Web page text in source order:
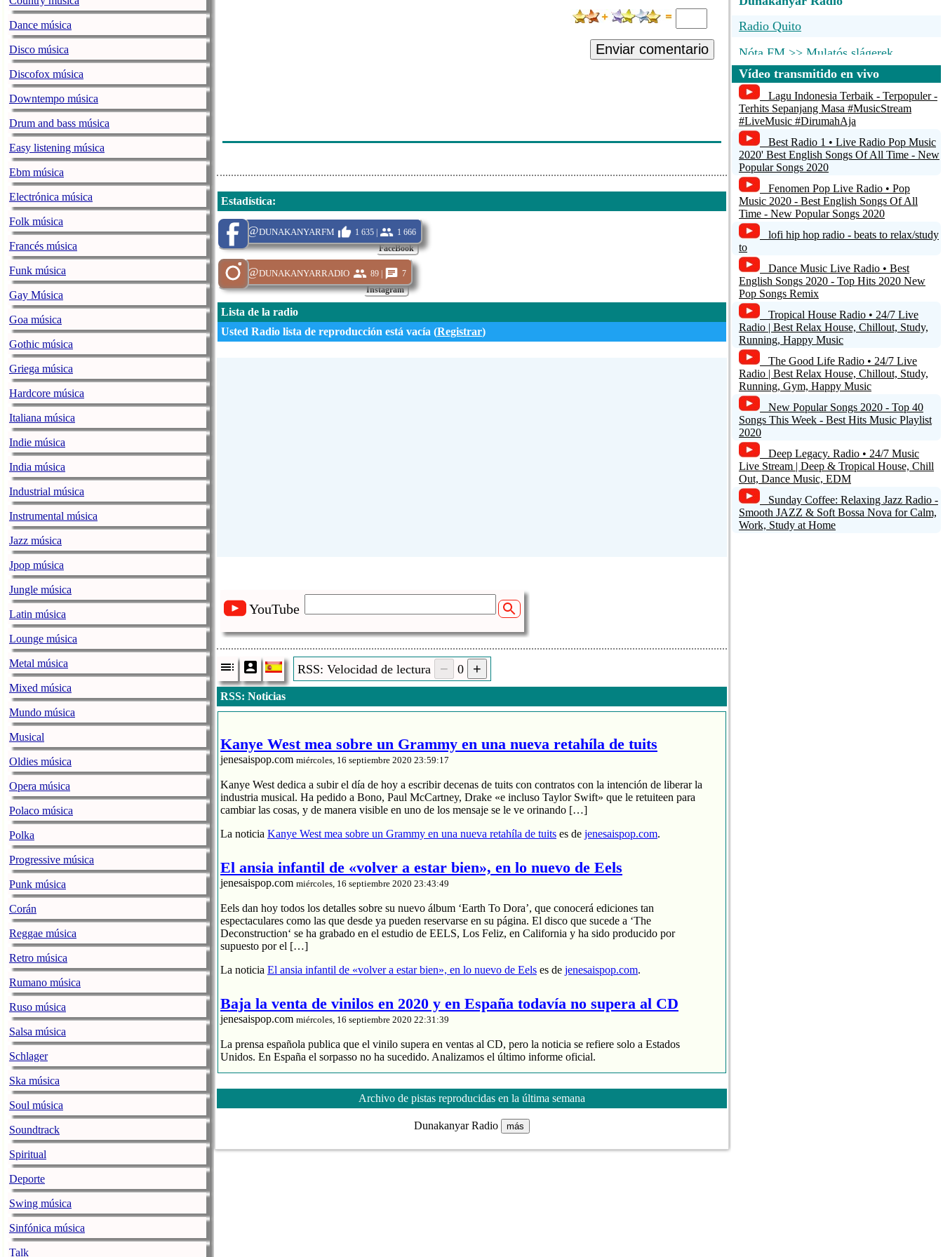
Dance música
Disco música
Discofox música
Downtempo música
Drum and bass música
Easy listening música
Ebm música
Electrónica música
Folk música
Francés música
Funk música
Gay Música
Goa música
Gothic música
Griega música
Hardcore música
Italiana música
Indie música
India música
Industrial música
Instrumental música
Jazz música
Jpop música
Jungle música
Latin música
Lounge música
Metal música
Mixed música
Mundo música
Musical
Oldies música
Opera música
Polaco música
Polka
Progressive música
Punk música
Corán
Reggae música
Retro música
Rumano música
Ruso música
Salsa música
Schlager
Ska música
Soul música
Soundtrack
Spiritual
Deporte
Swing música
Sinfónica música
Talk
Enviar comentario
Estadística:
FaceBook
@dunakanyarfm 1 635 | 1 666
Instagram
@dunakanyarradio 89 | 7
Lista de la radio
Usted Radio lista de reproducción está vacía (Registrar)
YouTube
RSS: Velocidad de lectura 0
RSS: Noticias
Kanye West mea sobre un Grammy en una nueva retahíla de tuits
jenesaispop.com miércoles, 16 septiembre 2020 23:59:17
Kanye West dedica a subir el día de hoy a escribir decenas de tuits con contratos con la intención de liberar la
industria musical. Ha pedido a Bono, Paul McCartney, Drake «e incluso Taylor Swift» que le retuiteen para
cambiar las cosas, y de manera visible en uno de los mensaje se le ve orinando […]
La noticia Kanye West mea sobre un Grammy en una nueva retahíla de tuits es de jenesaispop.com.
El ansia infantil de «volver a estar bien», en lo nuevo de Eels
jenesaispop.com miércoles, 16 septiembre 2020 23:43:49
Eels dan hoy todos los detalles sobre su nuevo álbum ‘Earth To Dora’, que conocerá ediciones tan
espectaculares como las que desde ya pueden reservarse en su página. El disco que sucede a ‘The
Deconstruction‘ se ha grabado en el estudio de EELS, Los Feliz, en California y ha sido producido por
supuesto por el […]
La noticia El ansia infantil de «volver a estar bien», en lo nuevo de Eels es de jenesaispop.com.
Baja la venta de vinilos en 2020 y en España todavía no supera al CD
jenesaispop.com miércoles, 16 septiembre 2020 22:31:39
La prensa española publica que el vinilo supera en ventas al CD, pero la noticia se refiere solo a Estados
Unidos. En España el sorpasso no ha sucedido. Analizamos el último informe oficial.
El CD se hunde y divide entre 2 sus ventas
La industria de música grabada sube un 4% en España
Baja la venta de vinilos en 2020 y en España todavía no supera al CD
Archivo de pistas reproducidas en la última semana
Dunakanyar Radio más
Radio Quito
Nóta FM >> Mulatós slágerek
Slager FM
TOP FM rádió >> 90s, 00s
TOP FM oldies
Vídeo transmitido en vivo
Lagu Indonesia Terbaik - Terpopuler -
Terhits Sepanjang Masa #MusicStream
#LiveMusic #DirumahAja
Best Radio 1 • Live Radio Pop Music
2020' Best English Songs Of All Time - New
Popular Songs 2020
Fenomen Pop Live Radio • Pop
Music 2020 - Best English Songs Of All
Time - New Popular Songs 2020
lofi hip hop radio - beats to relax/study
to
Dance Music Live Radio • Best
English Songs 2020 - Top Hits 2020 New
Pop Songs Remix
Tropical House Radio • 24/7 Live
Radio | Best Relax House, Chillout, Study,
Running, Happy Music
The Good Life Radio • 24/7 Live
Radio | Best Relax House, Chillout, Study,
Running, Gym, Happy Music
New Popular Songs 2020 - Top 40
Songs This Week - Best Hits Music Playlist
2020
Deep Legacy. Radio • 24/7 Music
Live Stream | Deep & Tropical House, Chill
Out, Dance Music, EDM
Sunday Coffee: Relaxing Jazz Radio -
Smooth JAZZ & Soft Bossa Nova for Calm,
Work, Study at Home